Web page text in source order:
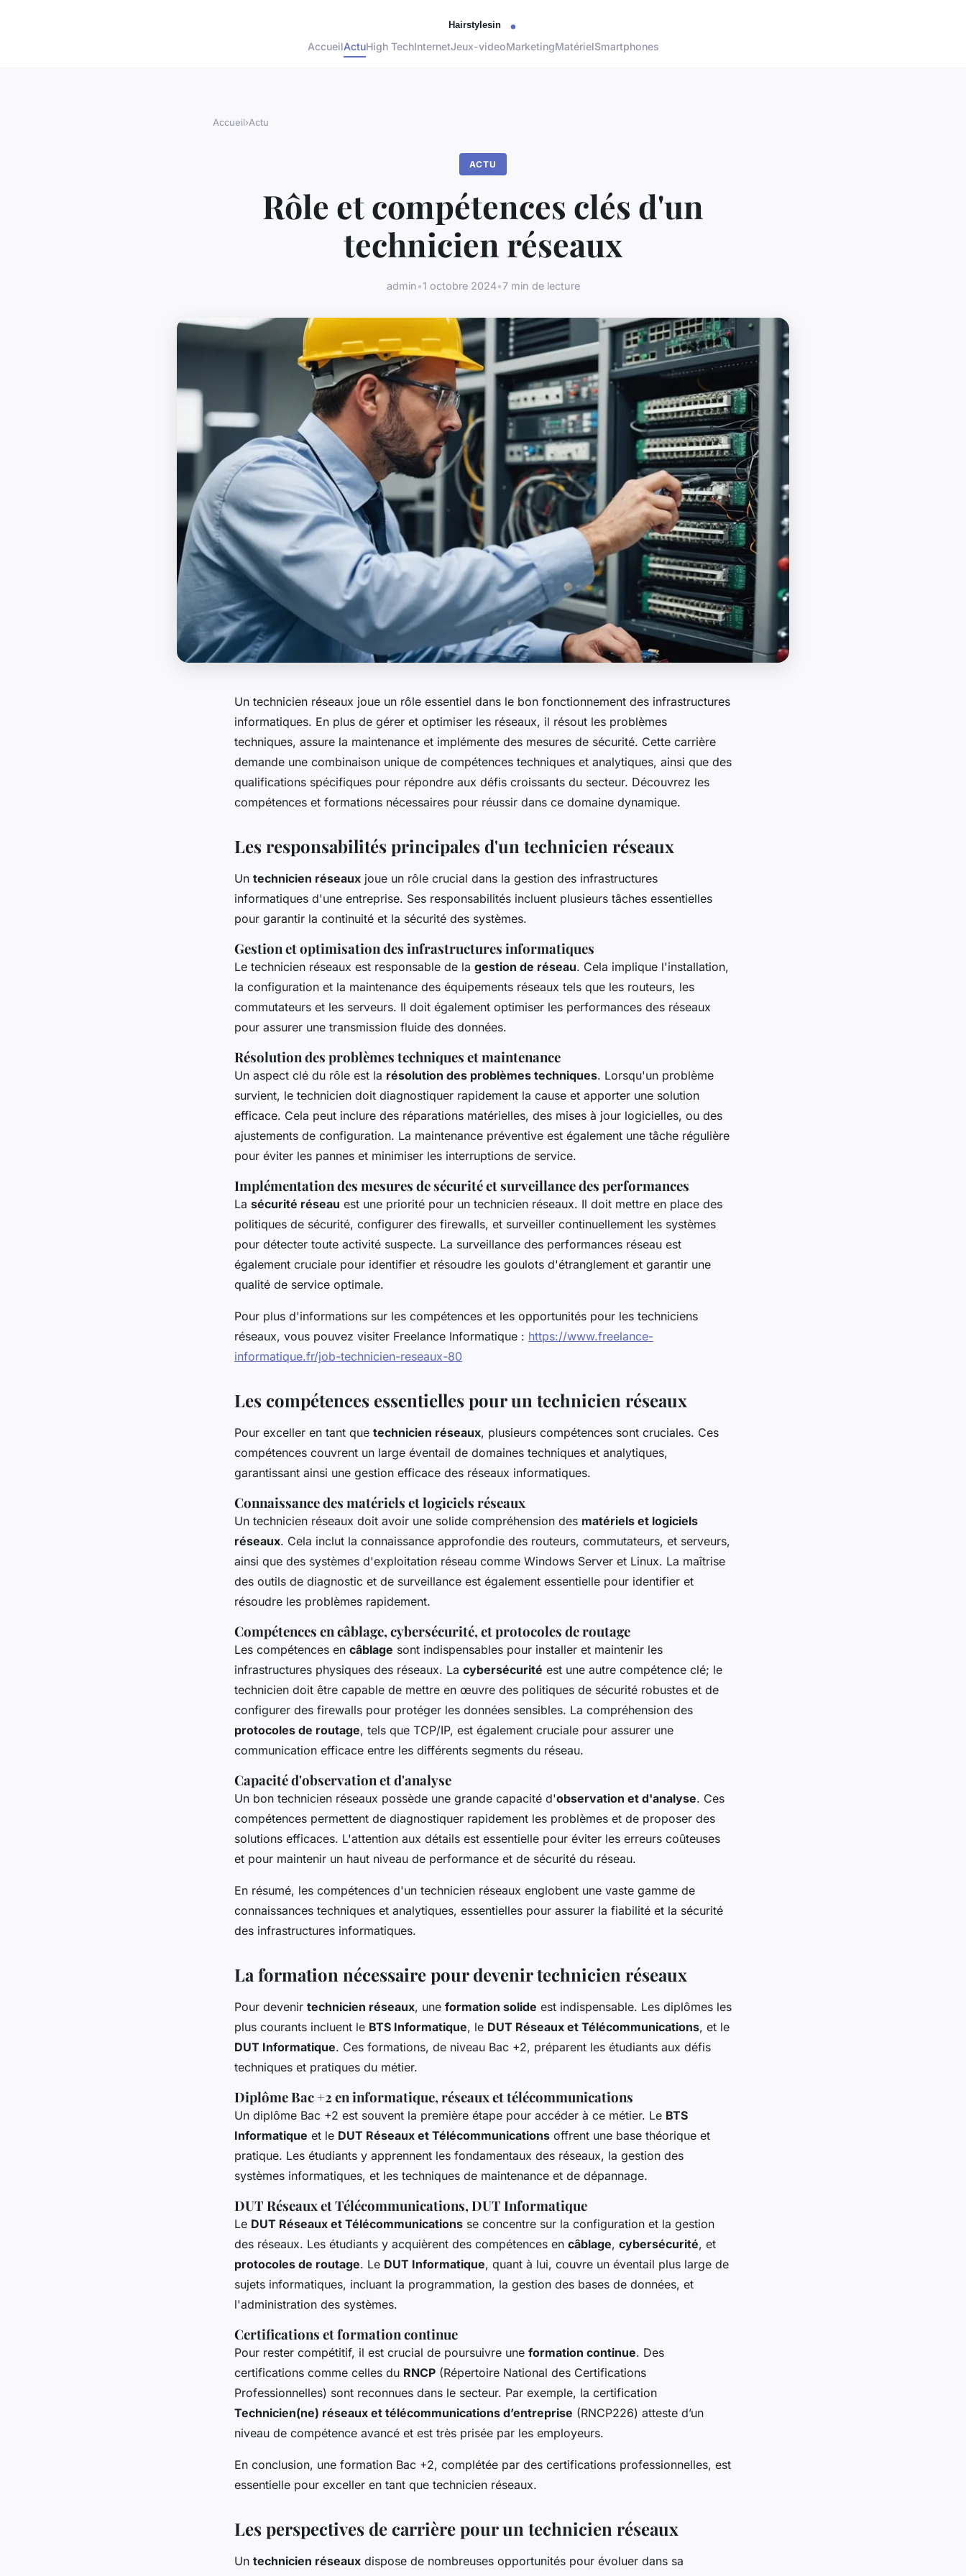
AccueilActuHigh TechInternetJeux-videoMarketingMatérielSmartphones
Accueil›Actu
ACTU
Rôle et compétences clés d'un
technicien réseaux
admin•1 octobre 2024•7 min de lecture
Un technicien réseaux joue un rôle essentiel dans le bon fonctionnement des infrastructures
informatiques. En plus de gérer et optimiser les réseaux, il résout les problèmes
techniques, assure la maintenance et implémente des mesures de sécurité. Cette carrière
demande une combinaison unique de compétences techniques et analytiques, ainsi que des
qualifications spécifiques pour répondre aux défis croissants du secteur. Découvrez les
compétences et formations nécessaires pour réussir dans ce domaine dynamique.
Les responsabilités principales d'un technicien réseaux
Un technicien réseaux joue un rôle crucial dans la gestion des infrastructures
informatiques d'une entreprise. Ses responsabilités incluent plusieurs tâches essentielles
pour garantir la continuité et la sécurité des systèmes.
Gestion et optimisation des infrastructures informatiques
Le technicien réseaux est responsable de la gestion de réseau. Cela implique l'installation,
la configuration et la maintenance des équipements réseaux tels que les routeurs, les
commutateurs et les serveurs. Il doit également optimiser les performances des réseaux
pour assurer une transmission fluide des données.
Résolution des problèmes techniques et maintenance
Un aspect clé du rôle est la résolution des problèmes techniques. Lorsqu'un problème
survient, le technicien doit diagnostiquer rapidement la cause et apporter une solution
efficace. Cela peut inclure des réparations matérielles, des mises à jour logicielles, ou des
ajustements de configuration. La maintenance préventive est également une tâche régulière
pour éviter les pannes et minimiser les interruptions de service.
Implémentation des mesures de sécurité et surveillance des performances
La sécurité réseau est une priorité pour un technicien réseaux. Il doit mettre en place des
politiques de sécurité, configurer des firewalls, et surveiller continuellement les systèmes
pour détecter toute activité suspecte. La surveillance des performances réseau est
également cruciale pour identifier et résoudre les goulots d'étranglement et garantir une
qualité de service optimale.
Pour plus d'informations sur les compétences et les opportunités pour les techniciens
réseaux, vous pouvez visiter Freelance Informatique : https://www.freelance-
informatique.fr/job-technicien-reseaux-80
Les compétences essentielles pour un technicien réseaux
Pour exceller en tant que technicien réseaux, plusieurs compétences sont cruciales. Ces
compétences couvrent un large éventail de domaines techniques et analytiques,
garantissant ainsi une gestion efficace des réseaux informatiques.
Connaissance des matériels et logiciels réseaux
Un technicien réseaux doit avoir une solide compréhension des matériels et logiciels
réseaux. Cela inclut la connaissance approfondie des routeurs, commutateurs, et serveurs,
ainsi que des systèmes d'exploitation réseau comme Windows Server et Linux. La maîtrise
des outils de diagnostic et de surveillance est également essentielle pour identifier et
résoudre les problèmes rapidement.
Compétences en câblage, cybersécurité, et protocoles de routage
Les compétences en câblage sont indispensables pour installer et maintenir les
infrastructures physiques des réseaux. La cybersécurité est une autre compétence clé; le
technicien doit être capable de mettre en œuvre des politiques de sécurité robustes et de
configurer des firewalls pour protéger les données sensibles. La compréhension des
protocoles de routage, tels que TCP/IP, est également cruciale pour assurer une
communication efficace entre les différents segments du réseau.
Capacité d'observation et d'analyse
Un bon technicien réseaux possède une grande capacité d'observation et d'analyse. Ces
compétences permettent de diagnostiquer rapidement les problèmes et de proposer des
solutions efficaces. L'attention aux détails est essentielle pour éviter les erreurs coûteuses
et pour maintenir un haut niveau de performance et de sécurité du réseau.
En résumé, les compétences d'un technicien réseaux englobent une vaste gamme de
connaissances techniques et analytiques, essentielles pour assurer la fiabilité et la sécurité
des infrastructures informatiques.
La formation nécessaire pour devenir technicien réseaux
Pour devenir technicien réseaux, une formation solide est indispensable. Les diplômes les
plus courants incluent le BTS Informatique, le DUT Réseaux et Télécommunications, et le
DUT Informatique. Ces formations, de niveau Bac +2, préparent les étudiants aux défis
techniques et pratiques du métier.
Diplôme Bac +2 en informatique, réseaux et télécommunications
Un diplôme Bac +2 est souvent la première étape pour accéder à ce métier. Le BTS
Informatique et le DUT Réseaux et Télécommunications offrent une base théorique et
pratique. Les étudiants y apprennent les fondamentaux des réseaux, la gestion des
systèmes informatiques, et les techniques de maintenance et de dépannage.
DUT Réseaux et Télécommunications, DUT Informatique
Le DUT Réseaux et Télécommunications se concentre sur la configuration et la gestion
des réseaux. Les étudiants y acquièrent des compétences en câblage, cybersécurité, et
protocoles de routage. Le DUT Informatique, quant à lui, couvre un éventail plus large de
sujets informatiques, incluant la programmation, la gestion des bases de données, et
l'administration des systèmes.
Certifications et formation continue
Pour rester compétitif, il est crucial de poursuivre une formation continue. Des
certifications comme celles du RNCP (Répertoire National des Certifications
Professionnelles) sont reconnues dans le secteur. Par exemple, la certification
Technicien(ne) réseaux et télécommunications d’entreprise (RNCP226) atteste d’un
niveau de compétence avancé et est très prisée par les employeurs.
En conclusion, une formation Bac +2, complétée par des certifications professionnelles, est
essentielle pour exceller en tant que technicien réseaux.
Les perspectives de carrière pour un technicien réseaux
Un technicien réseaux dispose de nombreuses opportunités pour évoluer dans sa